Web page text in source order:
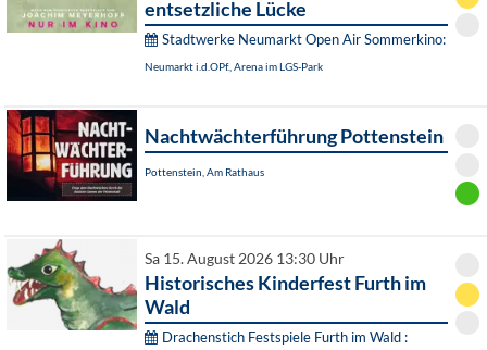
entsetzliche Lücke
Stadtwerke Neumarkt Open Air Sommerkino:
Neumarkt i.d.OPf., Arena im LGS-Park
Nachtwächterführung Pottenstein
Pottenstein, Am Rathaus
Sa 15. August 2026 13:30 Uhr
Historisches Kinderfest Furth im
Wald
Drachenstich Festspiele Furth im Wald :